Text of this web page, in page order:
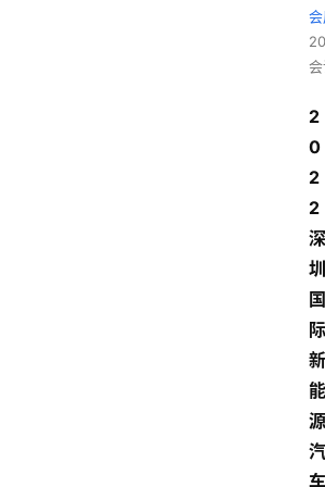
2
0
2
2
深
圳
国
际
新
能
源
汽
车